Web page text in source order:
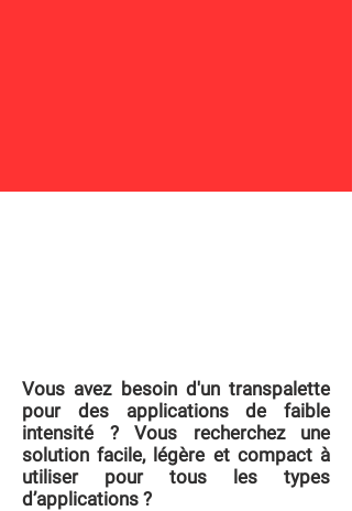
Vous avez besoin d'un transpalette
pour des applications de faible
intensité ? Vous recherchez une
solution facile, légère et compact à
utiliser pour tous les types
d’applications ?